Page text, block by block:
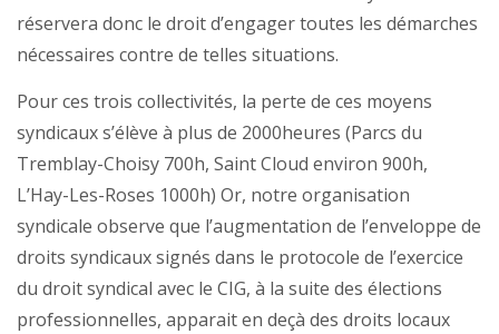
réservera donc le droit d’engager toutes les démarches
nécessaires contre de telles situations.
Pour ces trois collectivités, la perte de ces moyens
syndicaux s’élève à plus de 2000heures (Parcs du
Tremblay-Choisy 700h, Saint Cloud environ 900h,
L’Hay-Les-Roses 1000h) Or, notre organisation
syndicale observe que l’augmentation de l’enveloppe de
droits syndicaux signés dans le protocole de l’exercice
du droit syndical avec le CIG, à la suite des élections
professionnelles, apparait en deçà des droits locaux